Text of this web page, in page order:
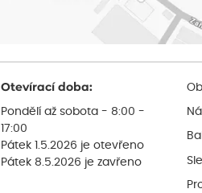
Otevírací doba:
Pondělí až sobota - 8:00 -
17:00
Pátek 1.5.2026 je otevřeno
Pátek 8.5.2026 je zavřeno